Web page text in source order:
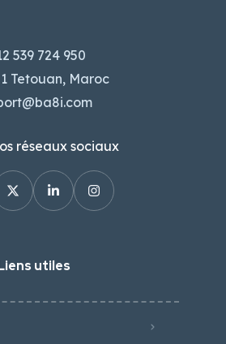
539 724 950
Tetouan, Maroc
réseaux sociaux
utiles